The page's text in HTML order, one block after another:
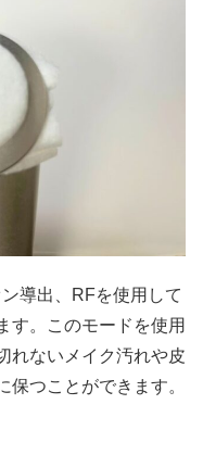
導出、RFを使用して
す。このモードを使用
れないメイク汚れや皮
保つことができます。